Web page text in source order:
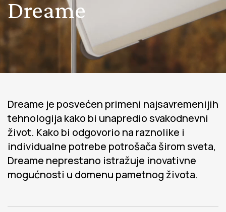
Dreame
Dreame je posvećen primeni najsavremenijih
tehnologija kako bi unapredio svakodnevni
život. Kako bi odgovorio na raznolike i
individualne potrebe potrošača širom sveta,
Dreame neprestano istražuje inovativne
mogućnosti u domenu pametnog života.